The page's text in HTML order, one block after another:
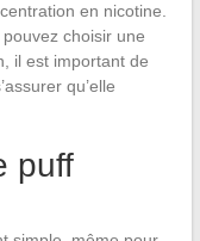
en nicotine.
choisir une
il est important de
qu’elle
puff